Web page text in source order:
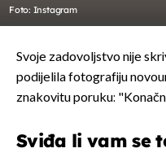
Foto: Instagram
Svoje zadovoljstvo nije
podijelila fotografiju
znakovitu poruku:
Sviđa li vam se